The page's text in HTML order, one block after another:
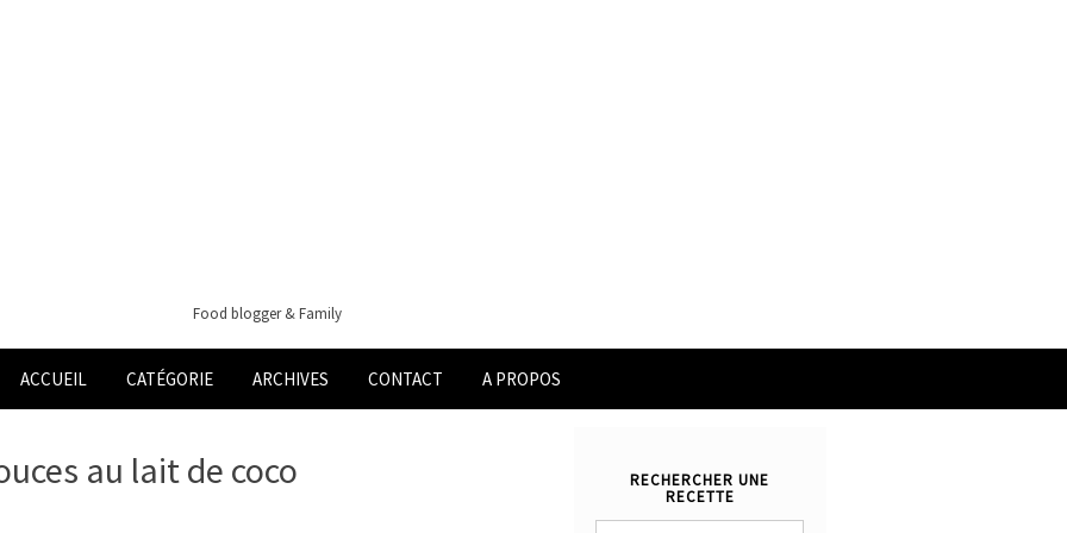
Food blogger & Family
ACCUEIL CATÉGORIE ARCHIVES CONTACT A PROPOS
au lait de coco
RECHERCHER UNE
RECETTE